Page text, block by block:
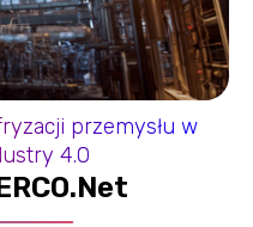
przemysłu w
4.0